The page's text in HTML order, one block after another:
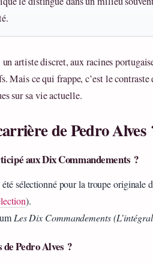
artiste discret, aux racines
Mais ce qui frappe, c’est le
sur sa vie actuelle.
de Pedro Alves
aux Dix Commandements ?
sélectionné pour la troupe originale
).
Les Dix Commandements
Pedro Alves ?